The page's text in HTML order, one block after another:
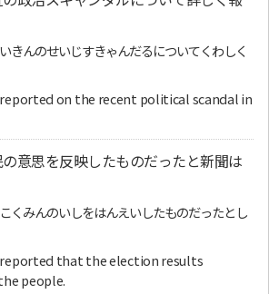
きんのせいじすきゃんだるについてくわしく
on the recent political scandal in
意思を反映したものだったと新聞は
くみんのいしをはんえいしたものだったとし
that the election results
people.